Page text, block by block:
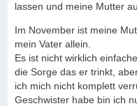
lassen und meine Mutter
Im November ist meine
mein Vater allein.
Es ist nicht wirklich
die Sorge das er trinkt,
ich mich nicht komplett
Geschwister habe bin ich